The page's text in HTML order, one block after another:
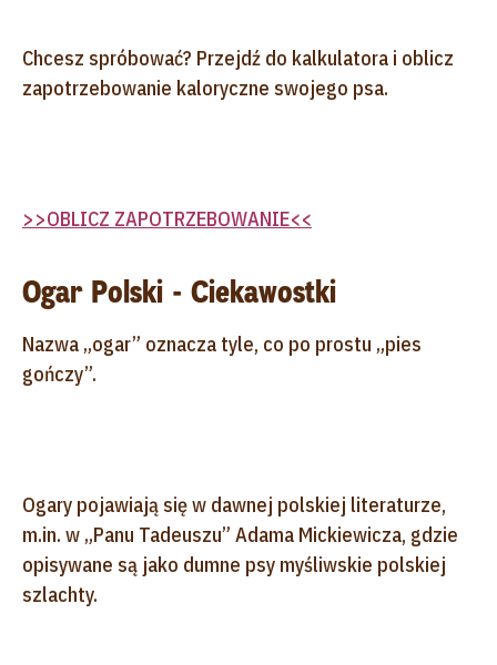
Chcesz spróbować? Przejdź do kalkulatora i oblicz
zapotrzebowanie kaloryczne swojego psa.
>>OBLICZ ZAPOTRZEBOWANIE<<
Ogar Polski - Ciekawostki
Nazwa „ogar” oznacza tyle, co po prostu „pies
gończy”.
Ogary pojawiają się w dawnej polskiej literaturze,
m.in. w „Panu Tadeuszu” Adama Mickiewicza, gdzie
opisywane są jako dumne psy myśliwskie polskiej
szlachty.